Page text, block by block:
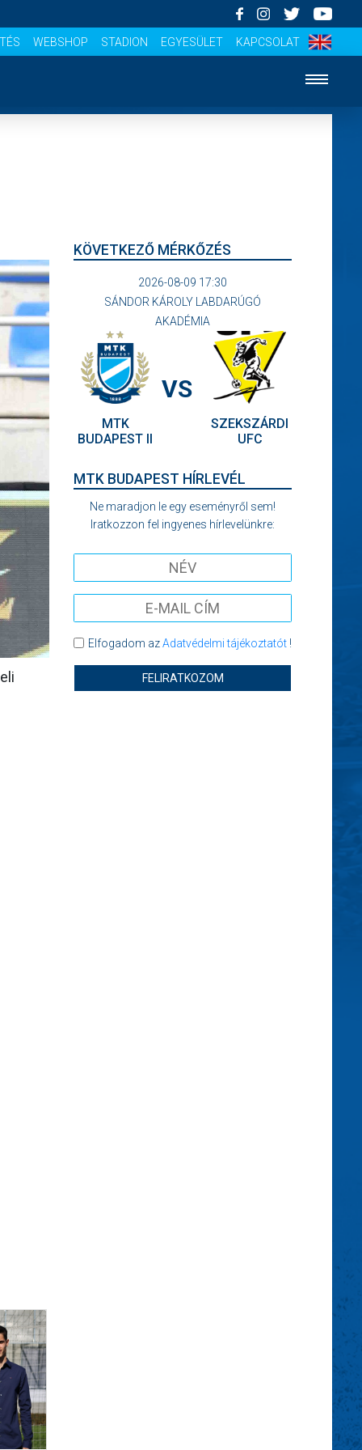
WEBSHOP STADION EGYESÜLET KAPCSOLAT
KÖVETKEZŐ MÉRKŐZÉS
2026-08-09 17:30
SÁNDOR KÁROLY LABDARÚGÓ
AKADÉMIA
MTK
BUDAPEST II
VS
SZEKSZÁRDI
UFC
MTK BUDAPEST HÍRLEVÉL
Ne maradjon le egy eseményről sem!
Iratkozzon fel ingyenes hírlevelünkre:
Elfogadom azAdatvédelmi tájékoztatót!
FELIRATKOZOM